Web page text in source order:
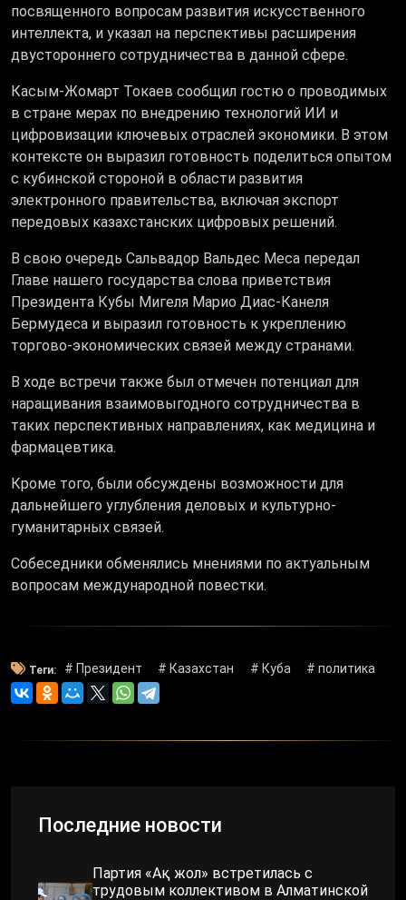
посвященного вопросам развития искусственного
интеллекта, и указал на перспективы расширения
двустороннего сотрудничества в данной сфере.
Касым-Жомарт Токаев сообщил гостю о проводимых
в стране мерах по внедрению технологий ИИ и
цифровизации ключевых отраслей экономики. В этом
контексте он выразил готовность поделиться опытом
с кубинской стороной в области развития
электронного правительства, включая экспорт
передовых казахстанских цифровых решений.
В свою очередь Сальвадор Вальдес Меса передал
Главе нашего государства слова приветствия
Президента Кубы Мигеля Марио Диас-Канеля
Бермудеса и выразил готовность к укреплению
торгово-экономических связей между странами.
В ходе встречи также был отмечен потенциал для
наращивания взаимовыгодного сотрудничества в
таких перспективных направлениях, как медицина и
фармацевтика.
Кроме того, были обсуждены возможности для
дальнейшего углубления деловых и культурно-
гуманитарных связей.
Собеседники обменялись мнениями по актуальным
вопросам международной повестки.
Теги: # Президент # Казахстан # Куба # политика
Последние новости
Партия «Ақ жол» встретилась с
трудовым коллективом в Алматинской